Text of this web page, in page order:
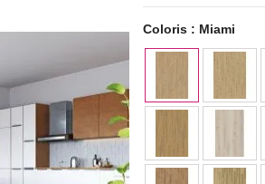
Coloris : Miami